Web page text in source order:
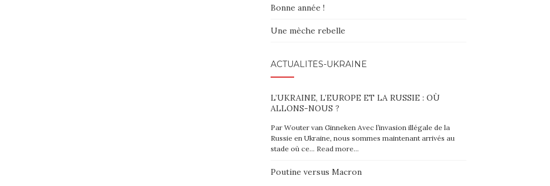
Bonne année !
Une mèche rebelle
ACTUALITÉS-UKRAINE
L’UKRAINE, L’EUROPE ET LA RUSSIE : OÙ
ALLONS-NOUS ?
Par Wouter van Ginneken Avec l’invasion illégale de la
Russie en Ukraine, nous sommes maintenant arrivés au
stade où ce… Read more…
Poutine versus Macron